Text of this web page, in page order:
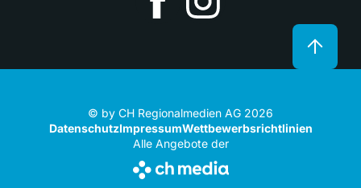
© by CH Regionalmedien AG 2026
DatenschutzImpressumWettbewerbsrichtlinien
Alle Angebote der